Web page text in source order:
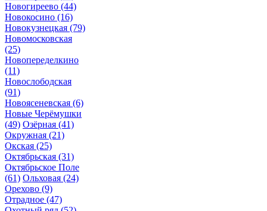
Новогиреево (44)
Новокосино (16)
Новокузнецкая (79)
Новомосковская
(25)
Новопеределкино
(11)
Новослободская
(91)
Новоясеневская (6)
Новые Черёмушки
(49) Озёрная (41)
Окружная (21)
Окская (25)
Октябрьская (31)
Октябрьское Поле
(61) Ольховая (24)
Орехово (9)
Отрадное (47)